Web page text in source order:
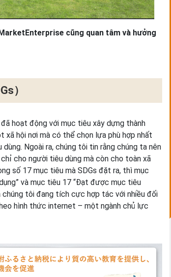
cũng quan tâm và hưởng
）
hoạt động với mục tiêu xây dựng thành
xã hội nơi mà có thể chọn lựa phù hợp nhất
Ngoài ra, chúng tôi tin rằng chúng ta nên
cho người tiêu dùng mà còn cho toàn xã
số 17 mục tiêu mà SDGs đặt ra, thì mục
và mục tiêu 17 “Đạt được mục tiêu
chúng tôi đang tích cực hợp tác với nhiều đối
hình thức internet – một ngành chủ lực